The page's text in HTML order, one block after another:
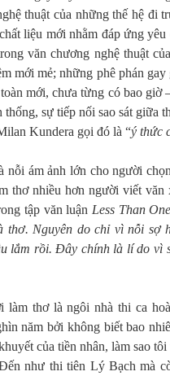
thuật của những thế hệ đi
liệu mới nhằm đáp ứng yêu
văn chương nghệ thuật
mới mẻ; những phê phán gay
mới, chưa từng có bao giờ
sự tiếp nối sao sát giữa
Kundera gọi đó là “ý thức
ám ảnh lớn cho người
thơ nhiều hơn người viết
tập văn luận Less Than One
thơ. Nguyên do chỉ vì nỗi sợ
lắm rồi. Đây chính là lí do vì
làm thơ là ngôi nhà thi ca
năm bởi không biết bao
của tiền nhân, làm sao
như thi tiên Lý Bạch mà